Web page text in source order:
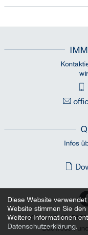
Infos
© 2026
Bauwesen
Diese Website
Website stimmen Sie
Weitere Informationen
Datenschutzerklärung.